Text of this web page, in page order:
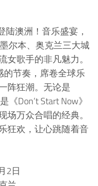
陆澳洲！音乐盛宴，
尔本、奥克兰三大城
歌手的非凡魅力。
的节奏，席卷全球乐
阵狂潮。无论是
《Don’t Start Now》
万众合唱的经典。
狂欢，让心跳随着音
2日